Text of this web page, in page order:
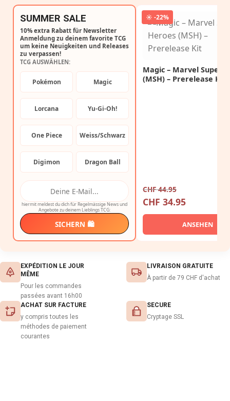
SUMMER SALE
10% extra Rabatt für Newsletter
Anmeldung zu deinem favorite TCG
um keine Neuigkeiten und Releases
zu verpassen!
TCG AUSWÄHLEN:
Pokémon Magic
Lorcana Yu-Gi-Oh!
One Piece Weiss/Schwarz
Digimon Dragon Ball
hiermit meldest du dich für Regelmässige News und
Angebote zu deinem Lieblings TCG:
SICHERN 🛍️
☀️ -22%
Magic – Marvel Super
(MSH) – Prerelease Kit
CHF44.95
CHF 34.95
ANSEHEN
EXPÉDITION LE JOUR
MÊME
Pour les commandes
passées avant 16h00
LIVRAISON GRATUITE
À partir de 79 CHF d'achat
ACHAT SUR FACTURE
y compris toutes les
méthodes de paiement
courantes
SECURE
Cryptage SSL